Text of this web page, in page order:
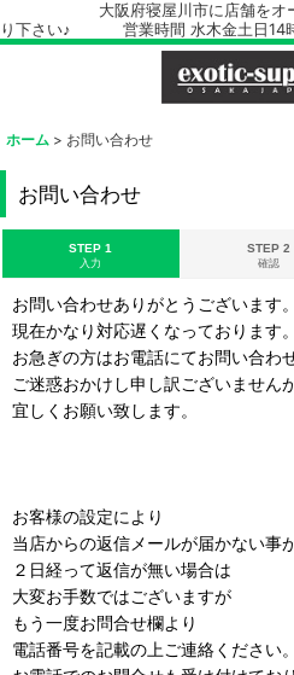
大阪府寝屋川市に店舗をオープ
り下さい♪ 営業時間 水木金土日14
ホーム > お問い合わせ
お問い合わせ
STEP 1
入力
STEP 2
確認
お問い合わせありがとうございます。
現在かなり対応遅くなっております。
お急ぎの方はお電話にてお問い合わ
ご迷惑おかけし申し訳ございません
宜しくお願い致します。
お客様の設定により
当店からの返信メールが届かない事
２日経って返信が無い場合は
大変お手数ではございますが
もう一度お問合せ欄より
電話番号を記載の上ご連絡ください。